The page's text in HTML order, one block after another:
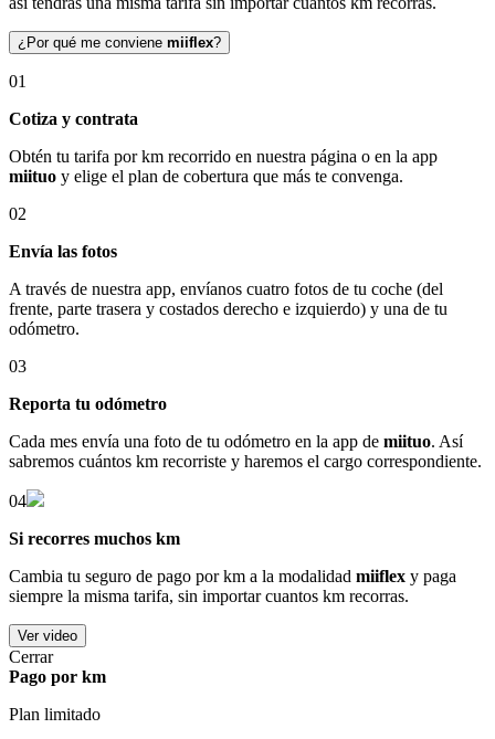
¿Por qué me conviene miiflex?
01
Cotiza y contrata
Obtén tu tarifa por km recorrido en nuestra página o en la app
miituo y elige el plan de cobertura que más te convenga.
02
Envía las fotos
A través de nuestra app, envíanos cuatro fotos de tu coche (del
frente, parte trasera y costados derecho e izquierdo) y una de tu
odómetro.
03
Reporta tu odómetro
Cada mes envía una foto de tu odómetro en la app de miituo. Así
sabremos cuántos km recorriste y haremos el cargo correspondiente.
04
Si recorres muchos km
Cambia tu seguro de pago por km a la modalidad miiflex y paga
siempre la misma tarifa, sin importar cuantos km recorras.
Ver video
Cerrar
Pago por km
Plan limitado